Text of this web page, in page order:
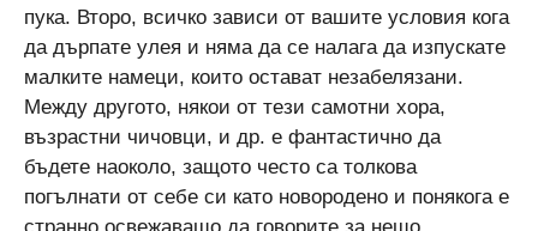
пука. Второ, всичко зависи от вашите условия кога
да дърпате улея и няма да се налага да изпускате
малките намеци, които остават незабелязани.
Между другото, някои от тези самотни хора,
възрастни чичовци, и др. е фантастично да
бъдете наоколо, защото често са толкова
погълнати от себе си като новородено и понякога е